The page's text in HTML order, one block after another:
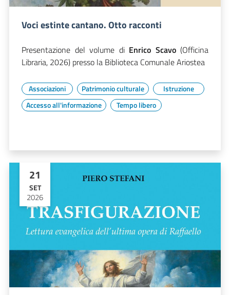
Voci estinte cantano. Otto racconti
Presentazione del volume di Enrico Scavo(Officina
Libraria, 2026) presso la Biblioteca Comunale Ariostea
Associazioni Patrimonio culturale
Istruzione
Accesso all'informazione
Tempo libero
21
SET
2026